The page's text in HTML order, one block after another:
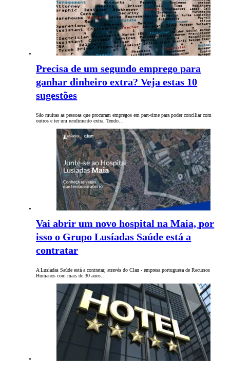
Precisa de um segundo emprego para
ganhar dinheiro extra? Veja estas 10
sugestões
São muitas as pessoas que procuram empregos em part-time para poder conciliar com
outros e ter um rendimento extra. Tendo…
Vai abrir um novo hospital na Maia, por
isso o Grupo Lusíadas Saúde está a
contratar
A Lusíadas Saúde está a contratar, através do Clan - empresa portuguesa de Recursos
Humanos com mais de 30 anos…